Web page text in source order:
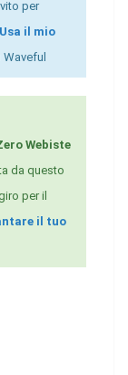
per
Usa il mio
Webiste
da questo
per il
il tuo